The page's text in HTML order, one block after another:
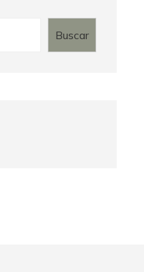
Buscar